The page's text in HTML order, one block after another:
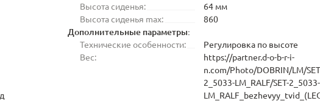
Высота сиденья:
64 мм
Высота сиденья max:
860
Дополнительные параметры:
Технические особенности:
Регулировка по высоте
Вес:
https://partner.d-o-b-r-i-
n.com/Photo/DOBRIN/LM/
2_5033-LM_RALF/SET-2_5033-